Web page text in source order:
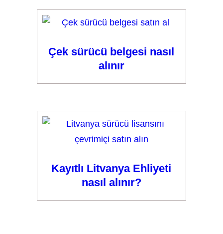
Çek sürücü belgesi nasıl
alınır
Kayıtlı Litvanya Ehliyeti
nasıl alınır?